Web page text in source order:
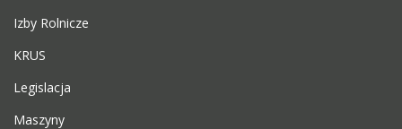
Izby Rolnicze
KRUS
Legislacja
Maszyny